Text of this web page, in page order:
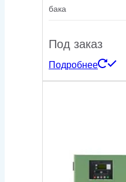
бака
Под заказ
Подробнее